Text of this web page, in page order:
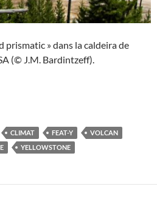
prismatic » dans la caldeira de
(© J.M. Bardintzeff).
et climats : interview pour Feat-
CLIMAT FEAT-Y
VOLCAN
YELLOWSTONE